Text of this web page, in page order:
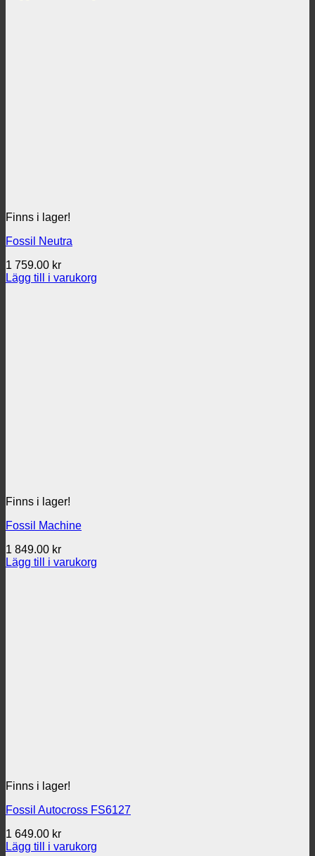
Finns i lager!
Fossil Neutra
1 759.00 kr
Lägg till i varukorg
Finns i lager!
Fossil Machine
1 849.00 kr
Lägg till i varukorg
Finns i lager!
Fossil Autocross FS6127
1 649.00 kr
Lägg till i varukorg